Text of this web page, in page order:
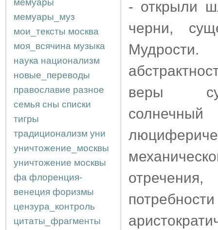
мемуары
мемуары_муз
мои_тексты москва
моя_всячина музыка
наука национализм
новые_переводы
православие разное
семья сны списки
тигры
традиционализм уни
уничтожение_москвы
уничтожение москвы
фа флоренция-
венеция форизмы
цензура_контроль
цитаты_фрагменты
- открыли
черни,
веры